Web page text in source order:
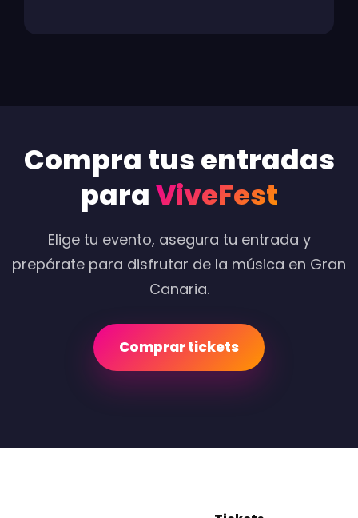
Compra tus entradas
paraViveFest
Elige tu evento, asegura tu entrada y
prepárate para disfrutar de la música en Gran
Canaria.
Comprar tickets